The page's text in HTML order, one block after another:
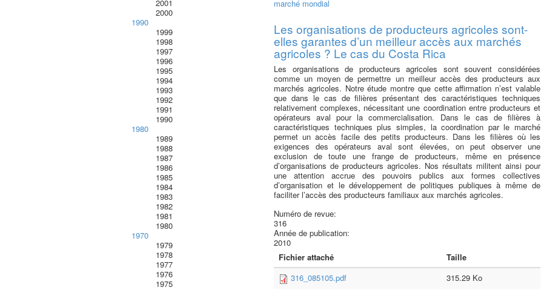
2001
2000
1990
1999
1998
1997
1996
1995
1994
1993
1992
1991
1990
1980
1989
1988
1987
1986
1985
1984
1983
1982
1981
1980
1970
1979
1978
1977
1976
1975
marché mondial
Les organisations de producteurs agricoles sont-
elles garantes d’un meilleur accès aux marchés
agricoles ? Le cas du Costa Rica
Les organisations de producteurs agricoles sont souvent considérées
comme un moyen de permettre un meilleur accès des producteurs aux
marchés agricoles. Notre étude montre que cette affirmation n’est valable
que dans le cas de filières présentant des caractéristiques techniques
relativement complexes, nécessitant une coordination entre producteurs et
opérateurs aval pour la commercialisation. Dans le cas de filières à
caractéristiques techniques plus simples, la coordination par le marché
permet un accès facile des petits producteurs. Dans les filières où les
exigences des opérateurs aval sont élevées, on peut observer une
exclusion de toute une frange de producteurs, même en présence
d’organisations de producteurs agricoles. Nos résultats militent ainsi pour
une attention accrue des pouvoirs publics aux formes collectives
d’organisation et le développement de politiques publiques à même de
faciliter l’accès des producteurs familiaux aux marchés agricoles.
Numéro de revue:
316
Année de publication:
2010
Fichier attaché
Taille
316_085105.pdf
315.29 Ko